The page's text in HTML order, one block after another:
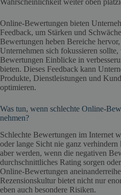
Wahrscheinlichkeit weiter oben
Online-Bewertungen bieten
Feedback, um Stärken und
Bewertungen heben Bereiche
Unternehmen sich fokussieren
Bewertungen Einblicke in
bieten. Dieses Feedback kann
Produkte, Dienstleistungen und
optimieren.
Was tun, wenn schlechte Online-
nehmen?
Schlechte Bewertungen im Internet
oder lange Sicht nie ganz verhindern
aber werden, wenn die negativen
durchschnittliches Rating sorgen
Online-Bewertungen
Rezensionskultur bietet nicht nur
eben auch besondere Risiken.